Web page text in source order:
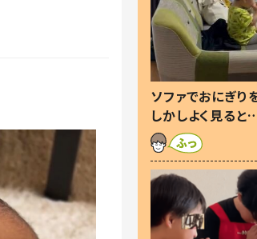
ソファでおにぎ
しかしよく見ると…
察した母の投稿に
す！」「現行犯〜」